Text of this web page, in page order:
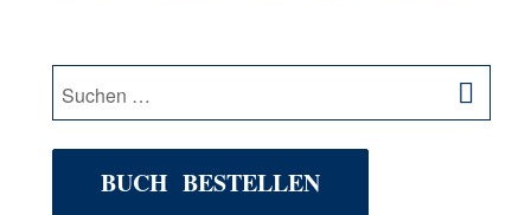
Suche
nach:
BUCH BESTELLEN